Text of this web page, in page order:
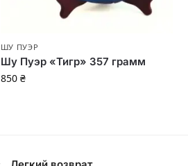
ШУ ПУЭР
Шу Пуэр «Тигр» 357 грамм
850 ₴